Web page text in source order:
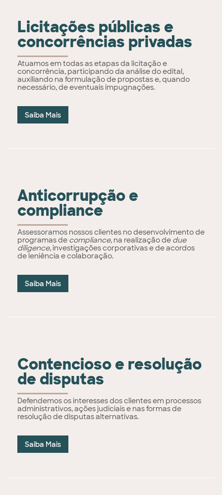
Licitações públicas e
concorrências privadas
Atuamos em todas as etapas da licitação e
concorrência, participando da análise do edital,
auxiliando na formulação de propostas e, quando
necessário, de eventuais impugnações.
Saiba Mais
Anticorrupção e
compliance
Assessoramos nossos clientes no desenvolvimento de
programas de compliance, na realização de due
diligence, investigações corporativas e de acordos
de leniência e colaboração.
Saiba Mais
Contencioso e resolução
de disputas
Defendemos os interesses dos clientes em processos
administrativos, ações judiciais e nas formas de
resolução de disputas alternativas.
Saiba Mais